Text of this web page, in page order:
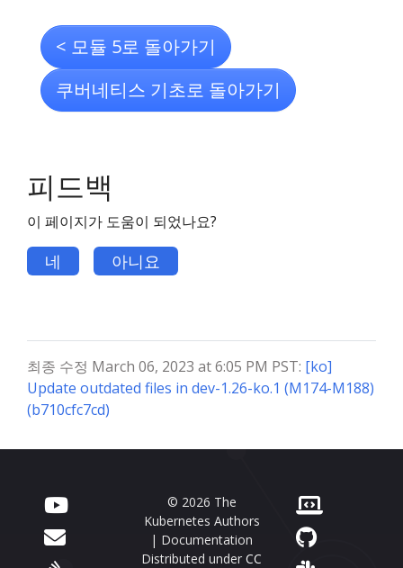
< 모듈 5로 돌아가기
쿠버네티스 기초로 돌아가기
피드백
이 페이지가 도움이 되었나요?
네 아니요
최종 수정 March 06, 2023 at 6:05 PM PST: [ko]
Update outdated files in dev-1.26-ko.1 (M174-M188)
(b710cfc7cd)
© 2026 The
Kubernetes Authors
| Documentation
Distributed under CC